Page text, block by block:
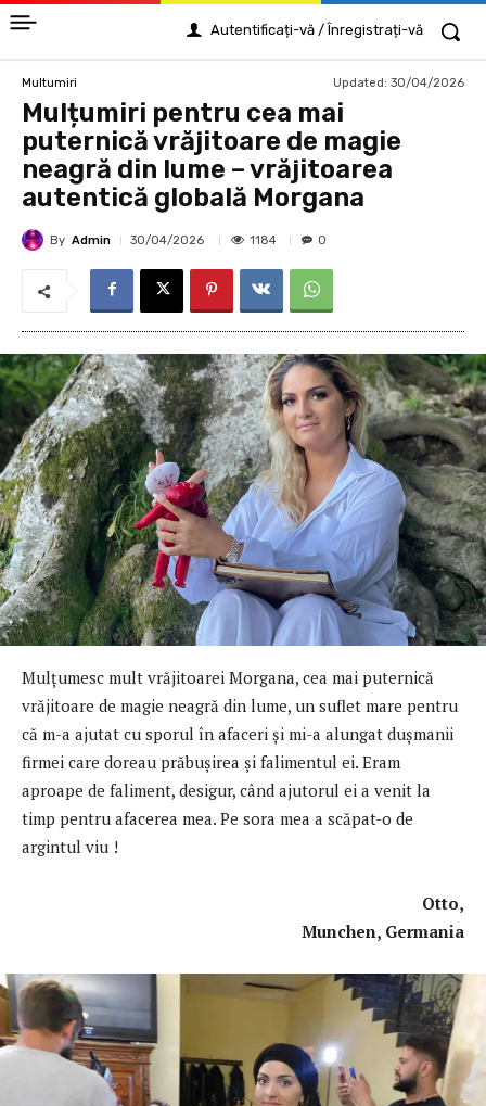
Autentificați-vă / Înregistrați-vă
Multumiri Updated: 30/04/2026
Mulțumiri pentru cea mai
puternică vrăjitoare de magie
neagră din lume – vrăjitoarea
autentică globală Morgana
By Admin 30/04/2026 1184 0
Mulţumesc mult vrăjitoarei Morgana, cea mai puternică
vrăjitoare de magie neagră din lume, un suflet mare pentru
că m-a ajutat cu sporul în afaceri și mi-a alungat dușmanii
firmei care doreau prăbușirea și falimentul ei. Eram
aproape de faliment, desigur, când ajutorul ei a venit la
timp pentru afacerea mea. Pe sora mea a scăpat-o de
argintul viu !
Otto,
Munchen, Germania